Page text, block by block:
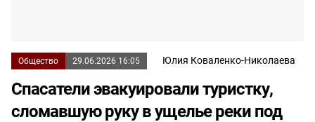
Общество 29.06.2026 16:05 Юлия Коваленко-Николаева
Спасатели эвакуировали туристку,
сломавшую руку в ущелье реки под